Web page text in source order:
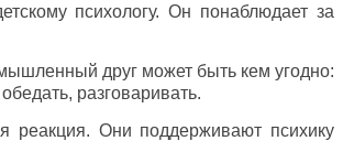
психологу. Он понаблюдает за
друг может быть кем угодно:
разговаривать.
реакция. Они поддерживают психику